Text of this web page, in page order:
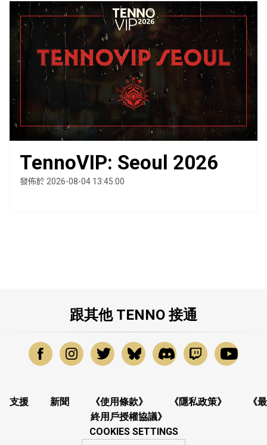
TennoVIP: Seoul 2026
發佈於 2026-08-04 13:45:00
跟其他 TENNO 接通
支援 新聞 《使用條款》 《隱私政策》
《最
終用戶授權協議》
COOKIES SETTINGS